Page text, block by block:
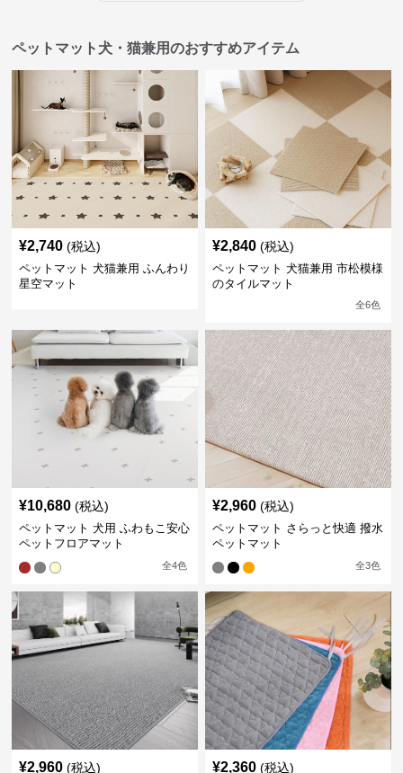
ペットマット犬・猫兼用のおすすめアイテム
¥2,740 (税込)
ペットマット 犬猫兼用 ふんわり
星空マット
¥2,840 (税込)
ペットマット 犬猫兼用 市松模様
のタイルマット
全6色
¥10,680 (税込)
ペットマット 犬用 ふわもこ安心
ペットフロアマット
全4色
¥2,960 (税込)
ペットマット さらっと快適 撥水
ペットマット
全3色
¥2,960 (税込) ¥2,360 (税込)